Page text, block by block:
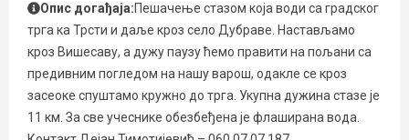
Опис догађаја:Пешачење стазом која води са градског
трга ка Трсти и даље кроз село Дубраве. Настављамо
кроз Вишесаву, а дужу паузу ћемо правити на пољани са
предивним погледом на нашу варош, одакле се кроз
засеоке спуштамо кружно до трга. Укупна дужина стазе је
11 км. За све учеснике обезбеђена је флаширана вода.